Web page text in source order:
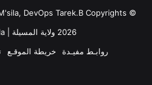
DevOps Tarek.B Copyrights ©
2026 ولاية المسيلة | Wilaya M'sila
روابـط مفيـدة
خريطة الموقـع